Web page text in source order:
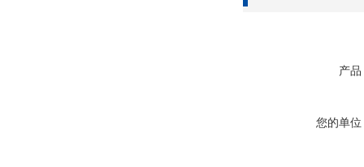
产品
您的单位